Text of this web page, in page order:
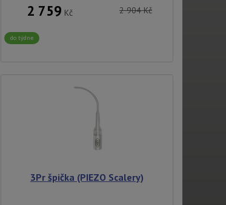
2 759 Kč 2 904 Kč
do týdne
3Pr špička (PIEZO Scalery)